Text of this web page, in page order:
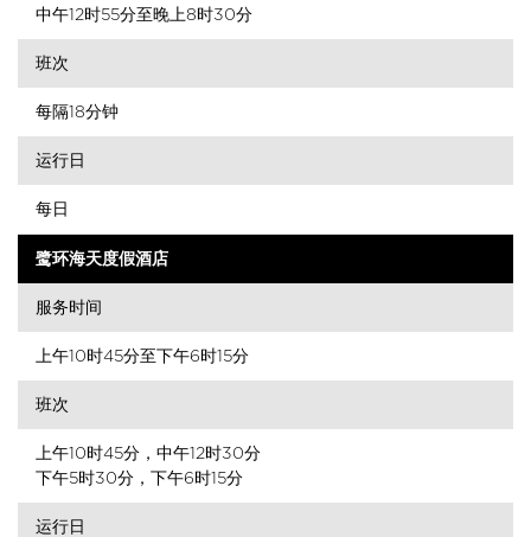
中午12时55分至晚上8时30分
班次
每隔18分钟
运行日
每日
鹭环海天度假酒店
服务时间
上午10时45分至下午6时15分
班次
上午10时45分，中午12时30分
下午5时30分，下午6时15分
运行日